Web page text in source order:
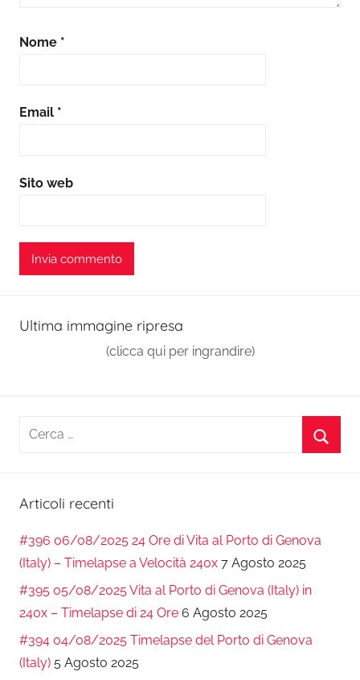
Nome *
Email *
Sito web
Ultima immagine ripresa
(clicca qui per ingrandire)
Ricerca
Articoli recenti
#396 06/08/2025 24 Ore di Vita al Porto di Genova
(Italy) – Timelapse a Velocità 240x 7 Agosto 2025
#395 05/08/2025 Vita al Porto di Genova (Italy) in
240x – Timelapse di 24 Ore 6 Agosto 2025
#394 04/08/2025 Timelapse del Porto di Genova
(Italy) 5 Agosto 2025